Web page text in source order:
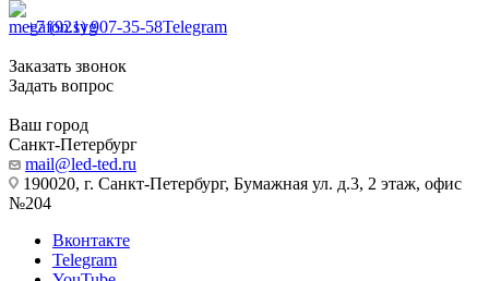
+7 (921) 907-35-58Telegram
Заказать звонок
Задать вопрос
Ваш город
Санкт-Петербург
mail@led-ted.ru
190020, г. Санкт-Петербург, Бумажная ул. д.3, 2 этаж, офис
№204
Вконтакте
Telegram